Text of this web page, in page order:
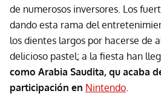
de numerosos inversores. Los
dando esta rama del
los dientes largos por hacerse de
delicioso pastel; a la fiesta han
como Arabia Saudita, qu acaba
participación en Nintendo